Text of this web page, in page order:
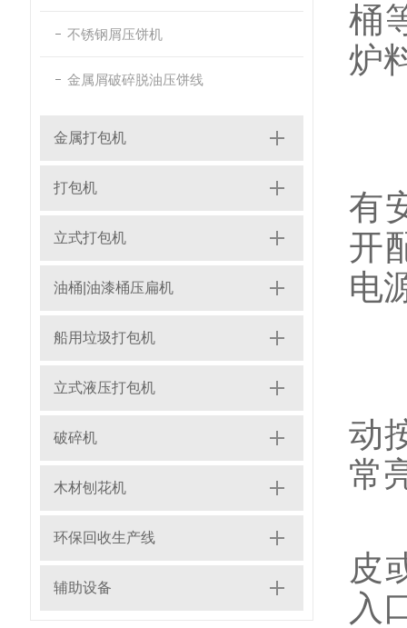
不锈钢屑压饼机
金属屑破碎脱油压饼线
金属打包机
打包机
立式打包机
油桶|油漆桶压扁机
船用垃圾打包机
立式液压打包机
破碎机
木材刨花机
环保回收生产线
辅助设备
桶
炉
有
开
电
动
常
皮
入